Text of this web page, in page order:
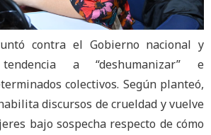
contra el Gobierno nacional y
a “deshumanizar” e
colectivos. Según planteó,
discursos de crueldad y vuelve
bajo sospecha respecto de cómo